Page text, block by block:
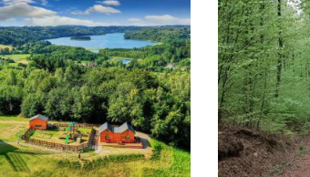
Droga
Kaszubska